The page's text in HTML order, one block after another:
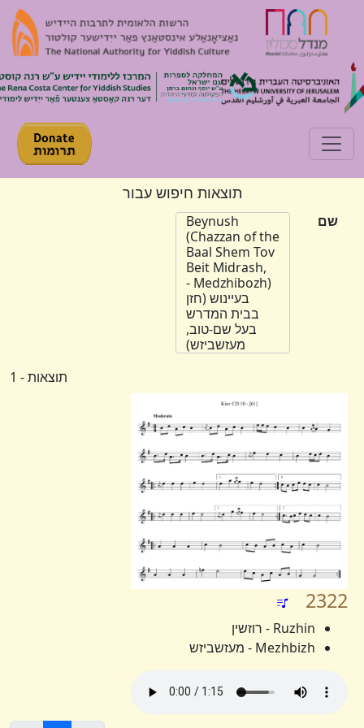
Toggle navigation
תוצאות חיפוש עבור
שם
Beynush
(Chazzan of the
Baal Shem Tov
Beit Midrash,
Medzhibozh) -
בעיינוש (חזן
בבית המדרש
בעל שם-טוב,
מעזשביזש)
תוצאות - 1
2322
Ruzhin - רוזשין
Mezhbizh - מעזשביזש